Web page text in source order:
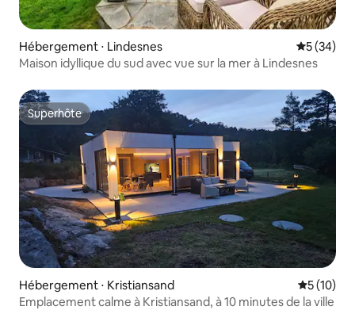
Hébergement ⋅ Lindesnes
5 (34)
Maison idyllique du sud avec vue sur la mer à Lindesnes
Superhôte
Superhôte
Hébergement ⋅ Kristiansand
5 (10)
Emplacement calme à Kristiansand, à 10 minutes de la ville